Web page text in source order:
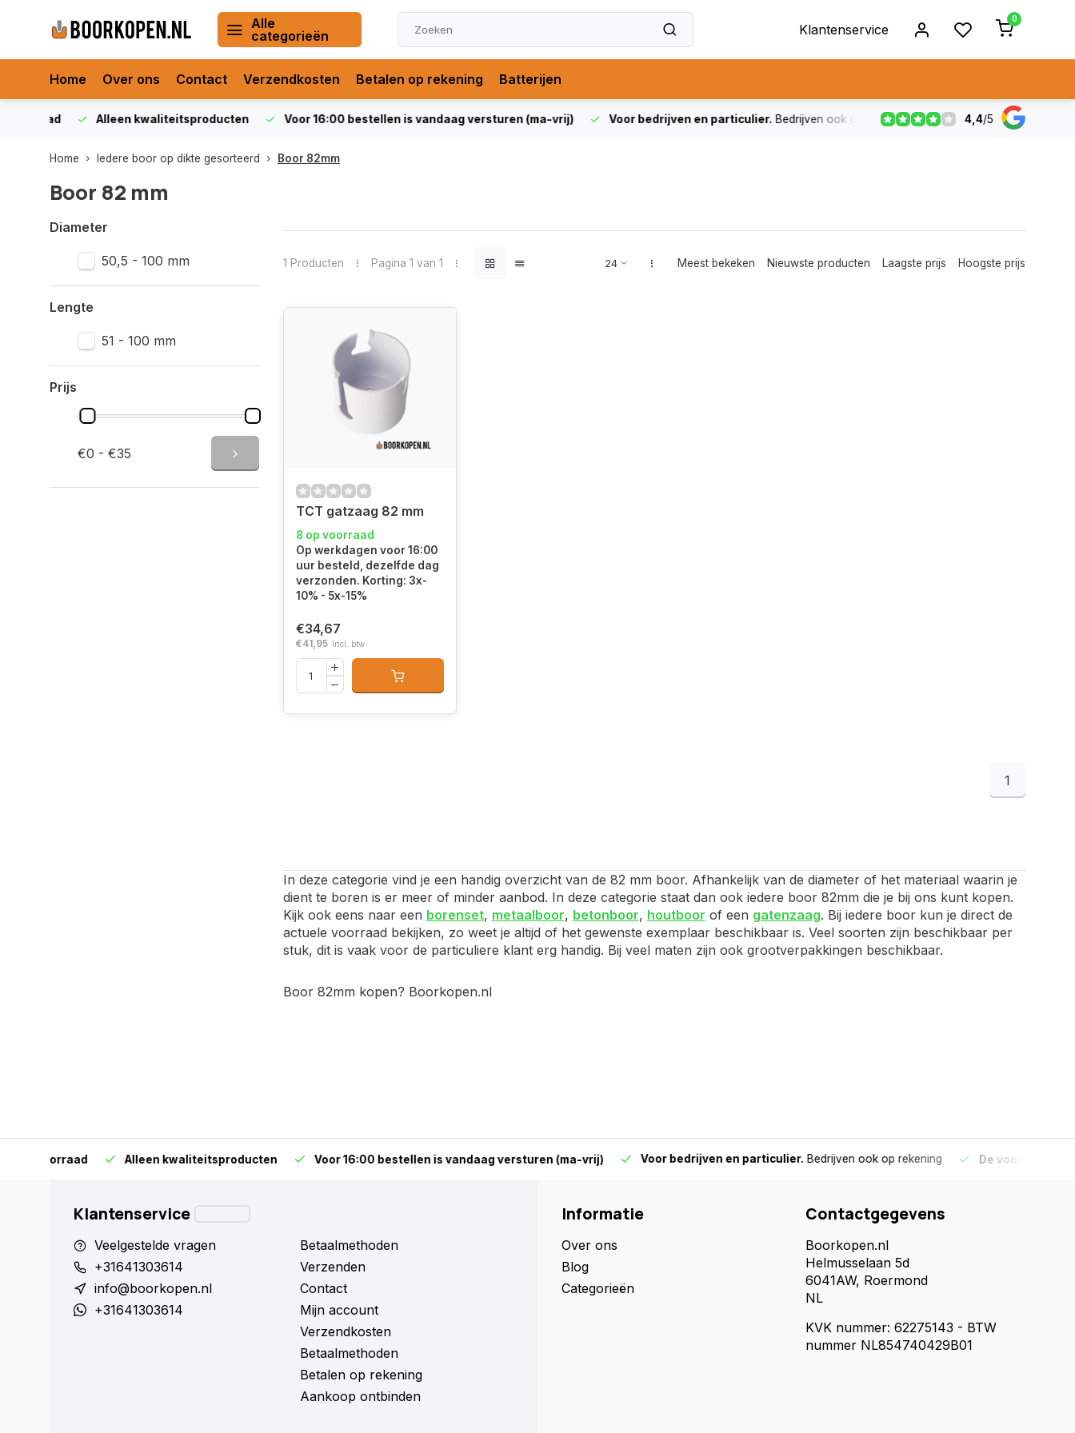
Alle
categorieën
Klantenservice
0
Home Over ons Contact Verzendkosten Betalen op rekening Batterijen
Alleen kwaliteitsproducten Voor 16:00 bestellen is vandaag versturen (ma-vrij) Voor bedrijven en particulier.Bedrijven ook op rekening De voorraad die
4,4/5
Home Iedere boor op dikte gesorteerd Boor 82mm
Boor 82 mm
Diameter
50,5 - 100 mm
Lengte
51 - 100 mm
Prijs
€0 - €35
1 Producten Pagina 1 van 1 Meest bekeken Nieuwste producten Laagste prijs Hoogste prijs
TCT gatzaag 82 mm
8 op voorraad
Op werkdagen voor 16:00
uur besteld, dezelfde dag
verzonden. Korting: 3x-
10% - 5x-15%
€34,67
€41,95 Incl. btw
1
In deze categorie vind je een handig overzicht van de 82 mm boor. Afhankelijk van de diameter of het materiaal waarin je
dient te boren is er meer of minder aanbod. In deze categorie staat dan ook iedere boor 82mm die je bij ons kunt kopen.
Kijk ook eens naar een borenset, metaalboor, betonboor, houtboor of een gatenzaag. Bij iedere boor kun je direct de
actuele voorraad bekijken, zo weet je altijd of het gewenste exemplaar beschikbaar is. Veel soorten zijn beschikbaar per
stuk, dit is vaak voor de particuliere klant erg handig. Bij veel maten zijn ook grootverpakkingen beschikbaar.
Boor 82mm kopen? Boorkopen.nl
Alleen kwaliteitsproducten Voor 16:00 bestellen is vandaag versturen (ma-vrij) Voor bedrijven en particulier.Bedrijven ook op rekening De voorraad die
Klantenservice
Veelgestelde vragen
+31641303614
info@boorkopen.nl
+31641303614
Betaalmethoden
Verzenden
Contact
Mijn account
Verzendkosten
Betaalmethoden
Betalen op rekening
Aankoop ontbinden
Informatie
Over ons
Blog
Categorieën
Contactgegevens
Boorkopen.nl
Helmusselaan 5d
6041AW, Roermond
NL
KVK nummer: 62275143 - BTW
nummer NL854740429B01